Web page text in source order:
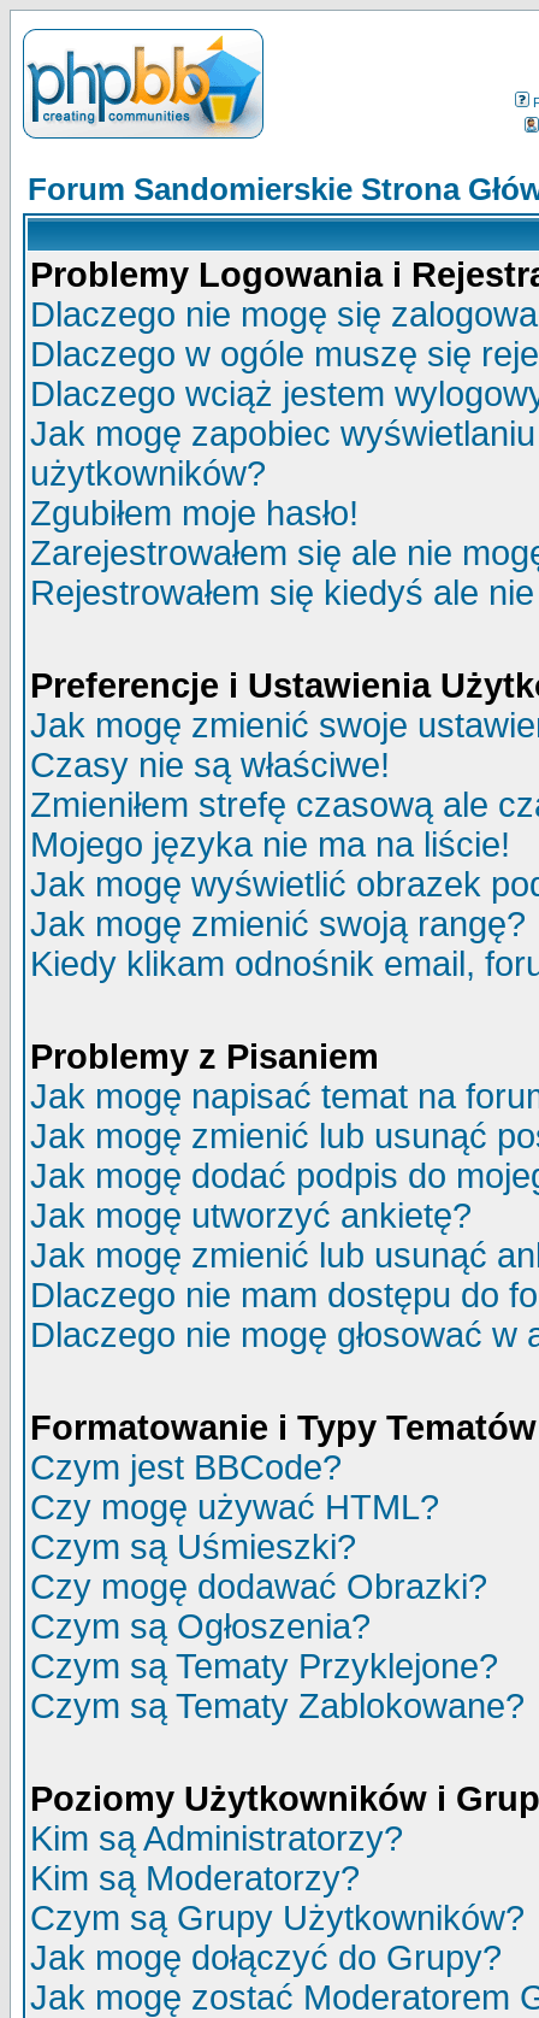
Forum Sandomierskie Strona
Problemy Logowania i
Dlaczego nie mogę się
Dlaczego w ogóle muszę się
Dlaczego wciąż jestem
Jak mogę zapobiec
użytkowników?
Zgubiłem moje hasło!
Zarejestrowałem się ale nie
Rejestrowałem się kiedyś ale
Preferencje i Ustawienia
Jak mogę zmienić swoje
Czasy nie są właściwe!
Zmieniłem strefę czasową ale
Mojego języka nie ma na liście!
Jak mogę wyświetlić obrazek
Jak mogę zmienić swoją rangę?
Kiedy klikam odnośnik email,
Problemy z Pisaniem
Jak mogę napisać temat na
Jak mogę zmienić lub usunąć
Jak mogę dodać podpis do
Jak mogę utworzyć ankietę?
Jak mogę zmienić lub usunąć
Dlaczego nie mam dostępu do
Dlaczego nie mogę głosować w
Formatowanie i Typy Tematów
Czym jest BBCode?
Czy mogę używać HTML?
Czym są Uśmieszki?
Czy mogę dodawać Obrazki?
Czym są Ogłoszenia?
Czym są Tematy Przyklejone?
Czym są Tematy Zablokowane?
Poziomy Użytkowników i
Kim są Administratorzy?
Kim są Moderatorzy?
Czym są Grupy Użytkowników?
Jak mogę dołączyć do Grupy?
Jak mogę zostać Moderatorem